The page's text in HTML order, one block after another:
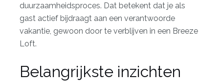
duurzaamheidsproces. Dat betekent dat je als
gast actief bijdraagt aan een verantwoorde
vakantie, gewoon door te verblijven in een Breeze
Loft.
Belangrijkste inzichten